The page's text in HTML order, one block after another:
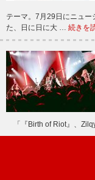
テーマ。7月29日にニュ
た、日に日に大 … 続きを
「『Birth of Riot』、